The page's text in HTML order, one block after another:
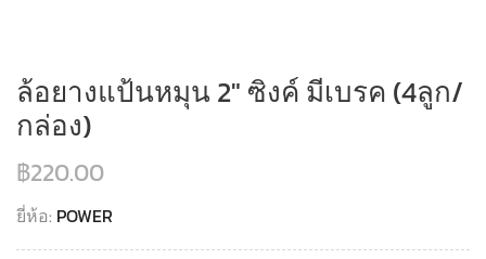
ล้อยางแป้นหมุน 2″ ซิงค์ มีเบรค (4ลูก/
กล่อง)
฿220.00
ยี่ห้อ: POWER